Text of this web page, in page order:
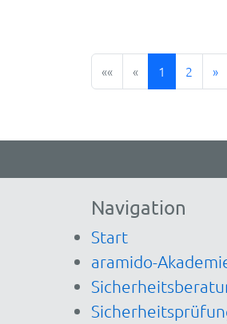
«« « 1 2 »
Navigation
Start
aramido-